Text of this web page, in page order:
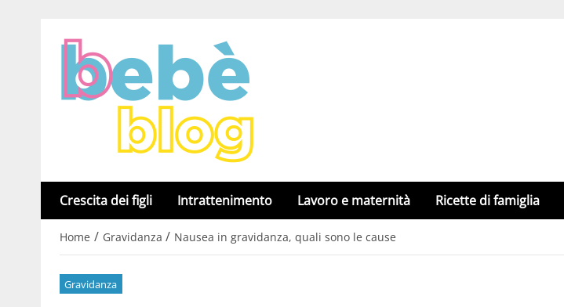
Crescita dei figli Intrattenimento Lavoro e maternità Ricette di famiglia
Home / Gravidanza / Nausea in gravidanza, quali sono le cause
Gravidanza